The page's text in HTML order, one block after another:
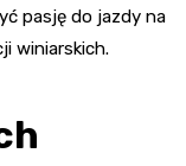
pasję do jazdy na
winiarskich.